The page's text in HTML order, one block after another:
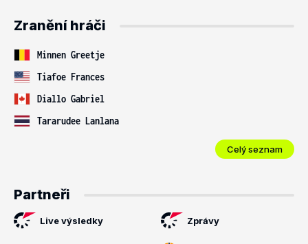
Zranění hráči
Minnen Greetje
Tiafoe Frances
Diallo Gabriel
Tararudee Lanlana
Celý seznam
Partneři
Live výsledky Zprávy